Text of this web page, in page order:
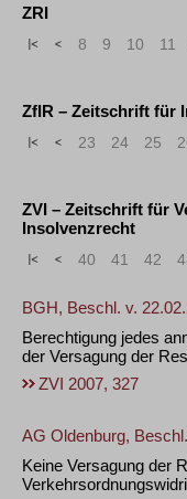
ZRI
« < 8 9 10 11
ZfIR – Zeitschrift für
« < 23 24 25
ZVI – Zeitschrift für
Insolvenzrecht
« < 40 41 42
BGH, Beschl. v.
Berechtigung jedes
der Versagung der
ZVI 2007, 327
AG Oldenburg,
Keine Versagung der